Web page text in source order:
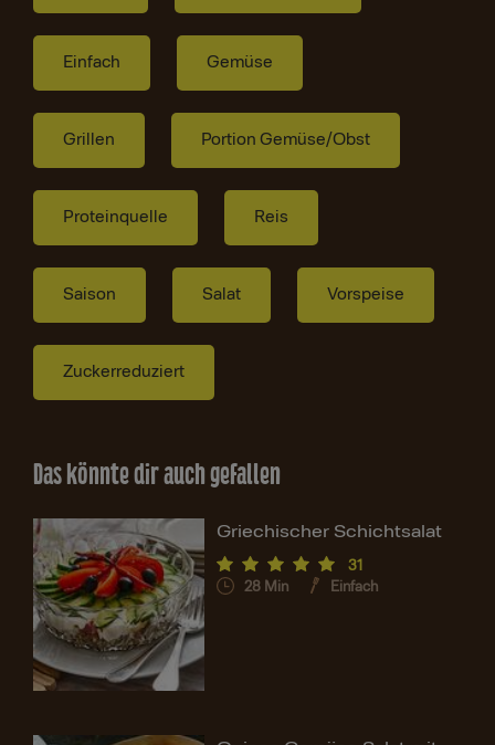
Einfach Gemüse
Grillen Portion Gemüse/Obst
Proteinquelle Reis
Saison Salat Vorspeise
Zuckerreduziert
Das könnte dir auch gefallen
Griechischer Schichtsalat
31
28 Min Einfach